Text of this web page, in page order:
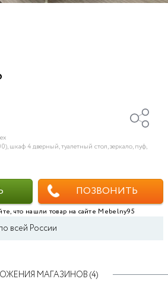
шкаф 4 дверный, туалетный стол, зеркало, пуф,
ПОЗВОНИТЬ
что нашли товар на сайте Mebelny95
всей России
МАГАЗИНОВ (4)